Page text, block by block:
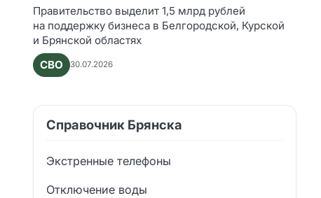
Правительство выделит 1,5 млрд рублей
на поддержку бизнеса в Белгородской, Курской
и Брянской областях
СВО
30.07.2026
Справочник Брянска
Экстренные телефоны
Отключение воды